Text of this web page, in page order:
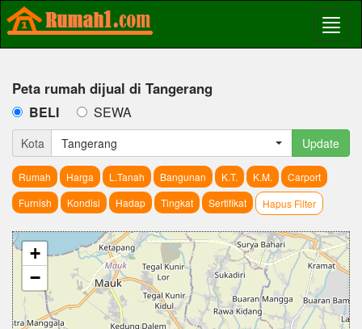
Peta rumah dijual di Tangerang
BELI SEWA
Kota Tangerang Update
Rumah Harga L.Tanah Bangunan K.T. K.M.
Carport
Furnish
Kondisi Hadap Tingkat Sertifikat Hapus Filter
+
−